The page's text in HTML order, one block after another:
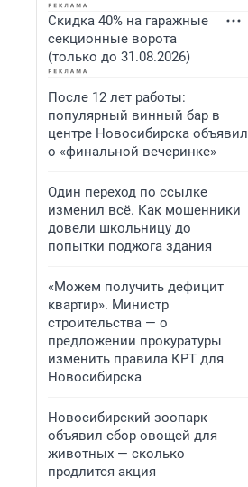
Скидка 40% на гаражные
секционные ворота
(только до 31.08.2026)
После 12 лет работы:
популярный винный бар в
центре Новосибирска объявил
о «финальной вечеринке»
Один переход по ссылке
изменил всё. Как мошенники
довели школьницу до
попытки поджога здания
«Можем получить дефицит
квартир». Министр
строительства — о
предложении прокуратуры
изменить правила КРТ для
Новосибирска
Новосибирский зоопарк
объявил сбор овощей для
животных — сколько
продлится акция